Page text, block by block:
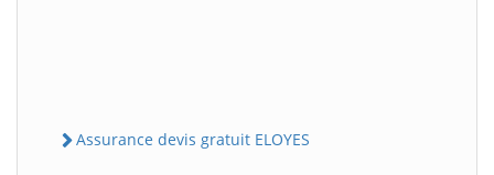
Assurance devis gratuit ELOYES